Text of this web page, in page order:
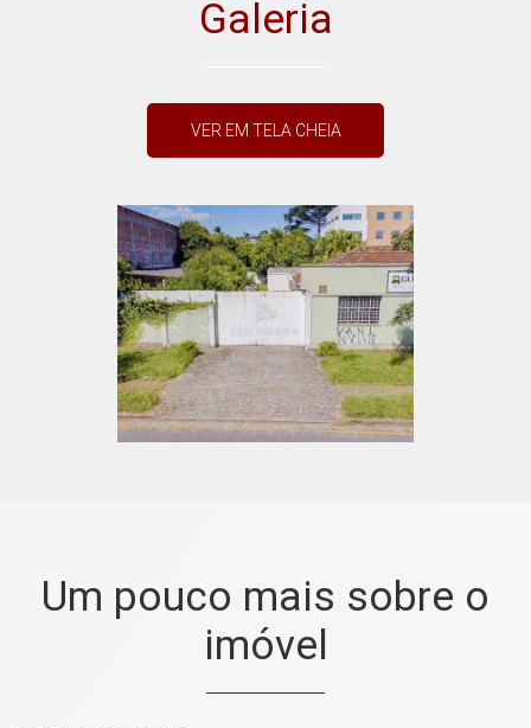
Galeria
VER EM TELA CHEIA
Um pouco mais sobre o
imóvel